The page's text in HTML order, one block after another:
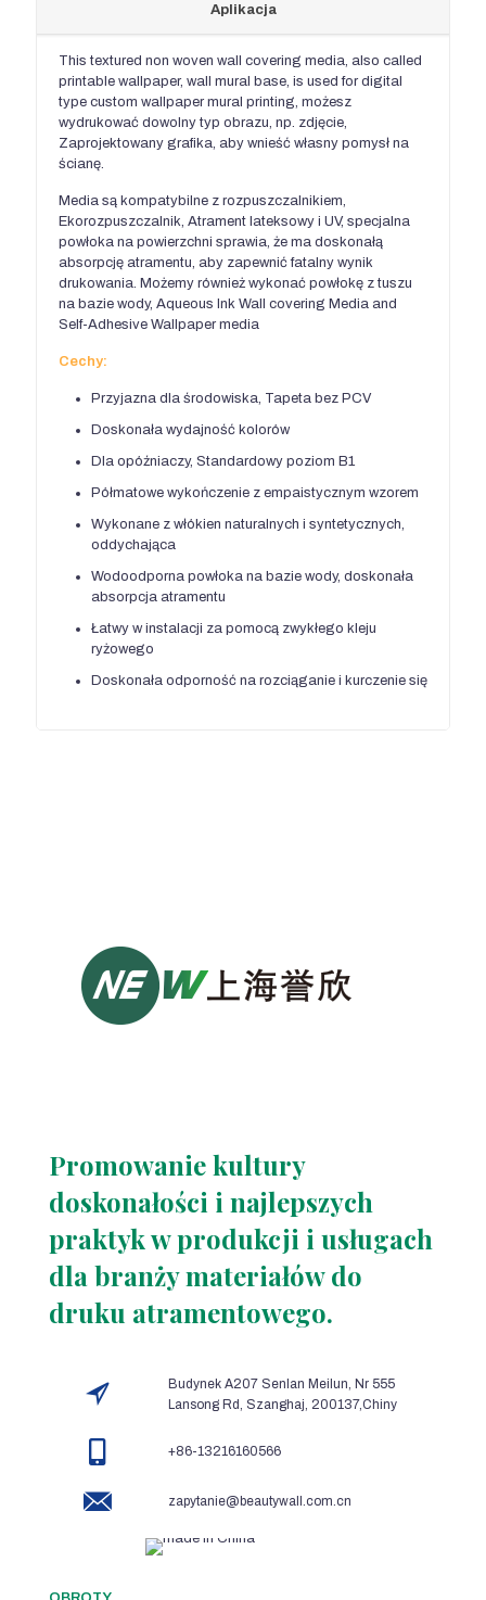
Aplikacja
This textured non woven wall covering media also called
printable wallpaper, wall mural base is used for digital
type custom wallpaper mural printing , możesz
wydrukować dowolny typ obrazu, np. zdjęcie,
Zaprojektowany grafika, aby wnieść własny pomysł na
ścianę.
Media są kompatybilne z rozpuszczalnikiem,
Ekorozpuszczalnik, Atrament lateksowy i UV, specjalna
powłoka na powierzchni sprawia, że ​​ma doskonałą
absorpcję atramentu, aby zapewnić fatalny wynik
drukowania. Możemy również wykonać powłokę z tuszu
na bazie wody, Aqueous Ink Wall covering Media and
Self-Adhesive Wallpaper media
Cechy:
Przyjazna dla środowiska, Tapeta bez PCV
Doskonała wydajność kolorów
Dla opóźniaczy, Standardowy poziom B1
Półmatowe wykończenie z empaistycznym wzorem
Wykonane z włókien naturalnych i syntetycznych,
oddychająca
Wodoodporna powłoka na bazie wody, doskonała
absorpcja atramentu
Łatwy w instalacji za pomocą zwykłego kleju
ryżowego
Doskonała odporność na rozciąganie i kurczenie się
Promowanie kultury
doskonałości i najlepszych
praktyk w produkcji i usługach
dla branży materiałów do
druku atramentowego.
Budynek A207 Senlan Meilun, Nr 555
Lansong Rd, Szanghaj, 200137,Chiny
+86-13216160566
zapytanie@beautywall.com.cn